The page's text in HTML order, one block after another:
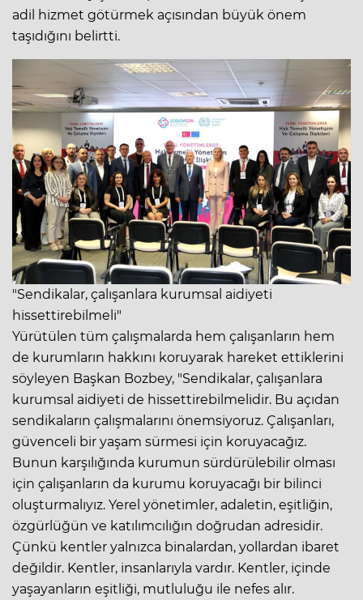
adil hizmet götürmek açısından büyük önem
taşıdığını belirtti.
"Sendikalar, çalışanlara kurumsal aidiyeti
hissettirebilmeli"
Yürütülen tüm çalışmalarda hem çalışanların hem
de kurumların hakkını koruyarak hareket ettiklerini
söyleyen Başkan Bozbey, "Sendikalar, çalışanlara
kurumsal aidiyeti de hissettirebilmelidir. Bu açıdan
sendikaların çalışmalarını önemsiyoruz. Çalışanları,
güvenceli bir yaşam sürmesi için koruyacağız.
Bunun karşılığında kurumun sürdürülebilir olması
için çalışanların da kurumu koruyacağı bir bilinci
oluşturmalıyız. Yerel yönetimler, adaletin, eşitliğin,
özgürlüğün ve katılımcılığın doğrudan adresidir.
Çünkü kentler yalnızca binalardan, yollardan ibaret
değildir. Kentler, insanlarıyla vardır. Kentler, içinde
yaşayanların eşitliği, mutluluğu ile nefes alır.